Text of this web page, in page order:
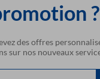
?
des offres
sur nos nouveaux